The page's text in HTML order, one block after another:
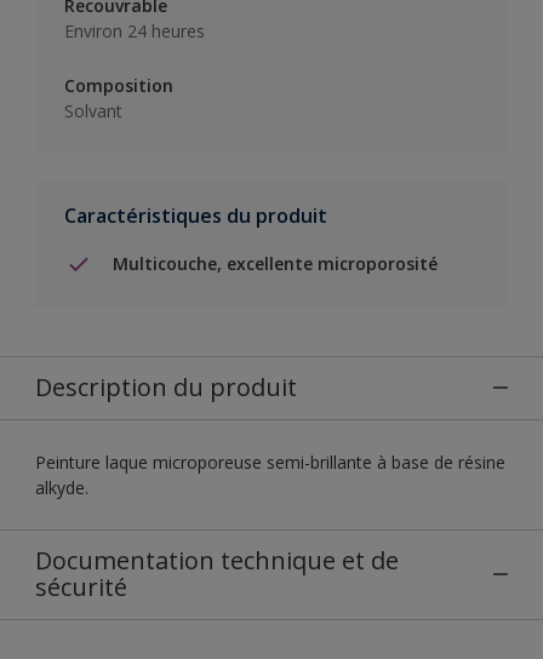
Recouvrable
Environ 24 heures
Composition
Solvant
Caractéristiques du produit
Multicouche, excellente microporosité
Description du produit
Peinture laque microporeuse semi-brillante à base de résine
alkyde.
Documentation technique et de
sécurité